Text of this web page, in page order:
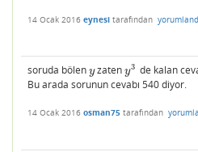
14 Ocak 2016 eynesi tarafından
soruda bölen y
yzateny3
y3 de kalan
Bu arada sorunun cevabı 540 diyor.
14 Ocak 2016 osman75 tarafından